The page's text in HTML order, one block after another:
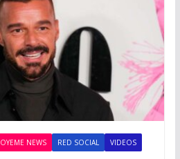
OYEME NEWS RED SOCIAL VIDEOS